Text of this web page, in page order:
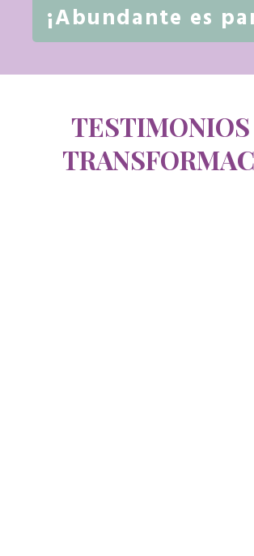
¡Abundante es